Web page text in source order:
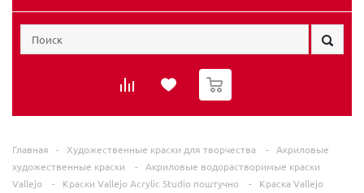
0
Главная - Художественные краски для творчества -
Акриловые
художественные краски
-
Акриловые водорастворимые краски
Vallеjo
- Краски Vallеjo Acrylic Studio поштучно -
Краска Vallejo